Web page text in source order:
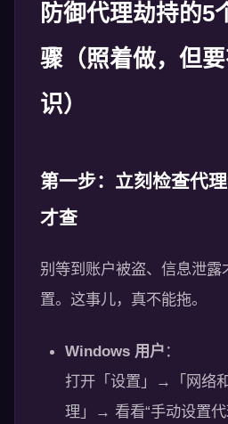
防御代理劫持的5
骤（照着做，但
识）
第一步：立刻检查代
才查
别等到账户被盗、信息泄露
置。这事儿，真不能拖。
Windows 用户 ：
打开「设置」→「网络
理」→ 看看“手动设置代